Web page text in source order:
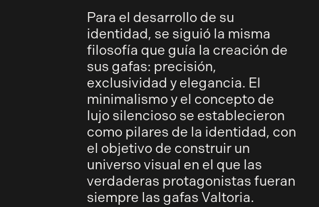
Para el desarrollo de su
identidad, se siguió la misma
filosofía que guía la creación de
sus gafas: precisión,
exclusividad y elegancia. El
minimalismo y el concepto de
lujo silencioso se establecieron
como pilares de la identidad, con
el objetivo de construir un
universo visual en el que las
verdaderas protagonistas fueran
siempre las gafas Valtoria.